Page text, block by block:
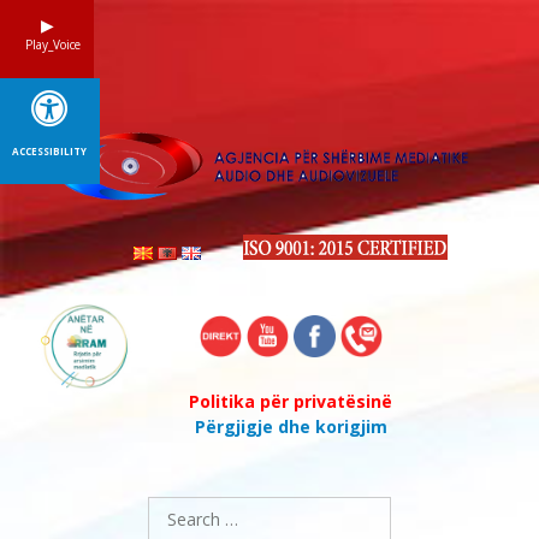
Politika për privatësinë
Përgjigje dhe korigjim
Search
for:
Play_Voice
ACCESSIBILITY